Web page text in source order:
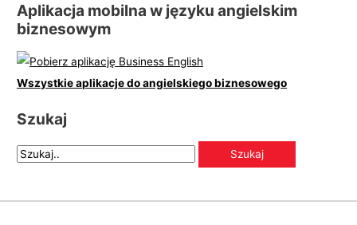
Aplikacja mobilna w języku angielskim
biznesowym
Wszystkie aplikacje do angielskiego biznesowego
Szukaj